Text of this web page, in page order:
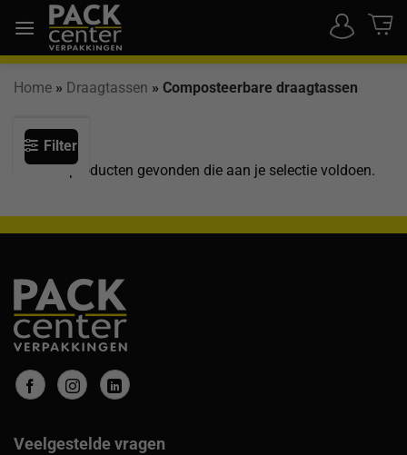
naar
inhoud
Home » Draagtassen » Composteerbare draagtassen
Filter
Geen producten gevonden die aan je selectie voldoen.
Veelgestelde vragen